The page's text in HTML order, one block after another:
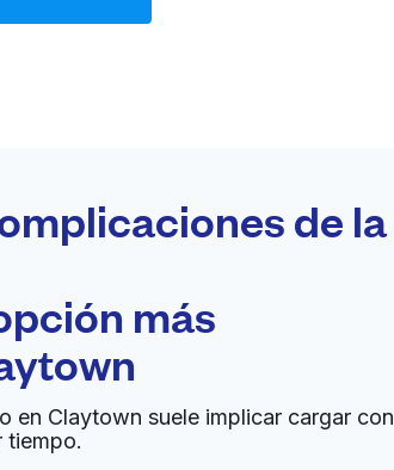
de la
más
en Claytown suele implicar cargar con
tiempo.